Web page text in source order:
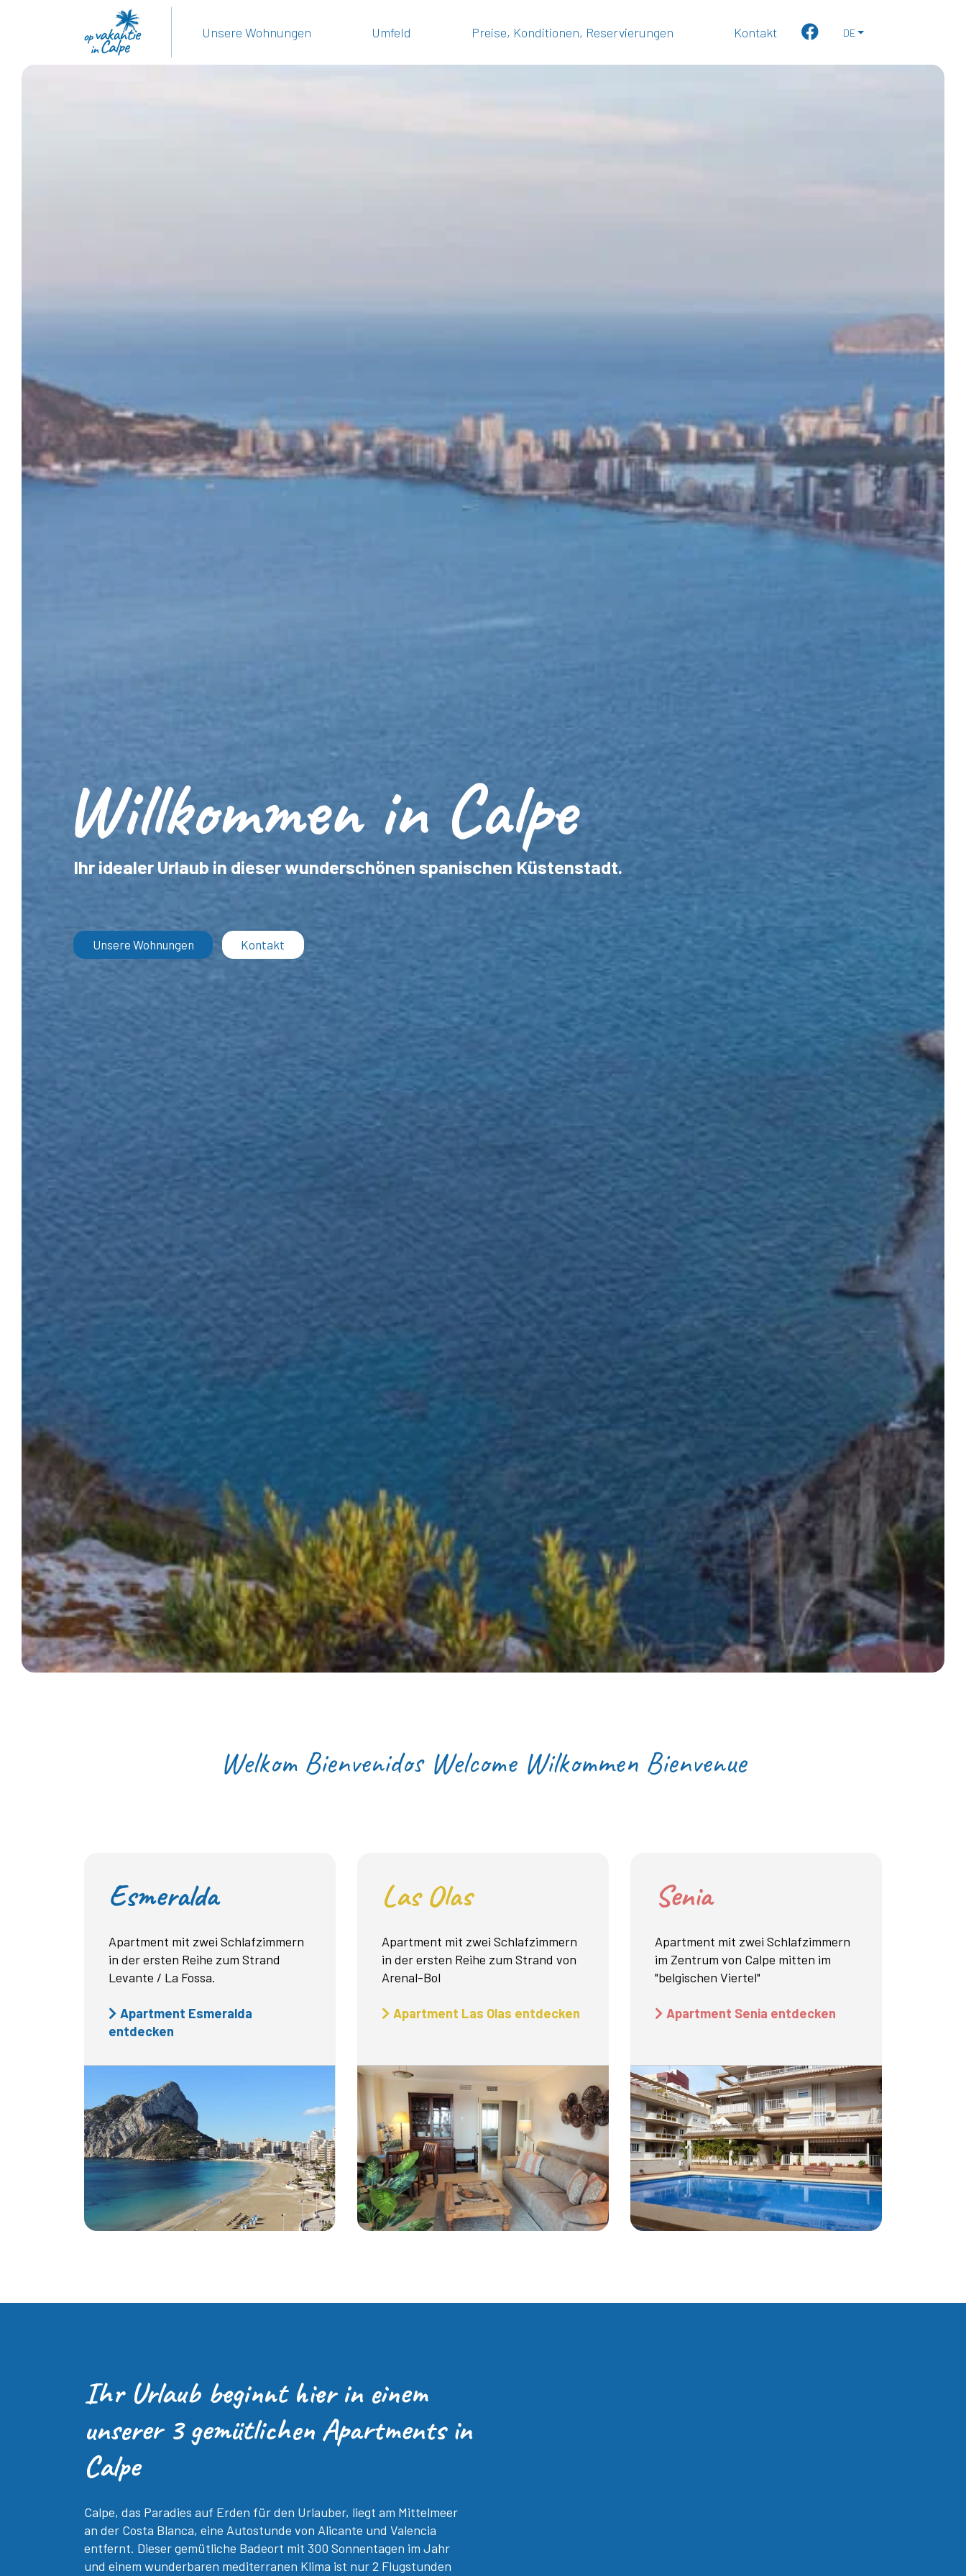
Unsere Wohnungen Umfeld Preise, Konditionen, Reservierungen Kontakt DE
Willkommen in Calpe
Ihr idealer Urlaub in dieser wunderschönen spanischen Küstenstadt.
Unsere Wohnungen Kontakt
Welkom Bienvenidos Welcome Wilkommen Bienvenue
Esmeralda
Apartment mit zwei Schlafzimmern
in der ersten Reihe zum Strand
Levante / La Fossa.
Apartment Esmeralda
entdecken
Las Olas
Apartment mit zwei Schlafzimmern
in der ersten Reihe zum Strand von
Arenal-Bol
Apartment Las Olas entdecken
Senia
Apartment mit zwei Schlafzimmern
im Zentrum von Calpe mitten im
"belgischen Viertel"
Apartment Senia entdecken
Ihr Urlaub beginnt hier in einem
unserer 3 gemütlichen Apartments in
Calpe
Calpe, das Paradies auf Erden für den Urlauber, liegt am Mittelmeer
an der Costa Blanca, eine Autostunde von Alicante und Valencia
entfernt. Dieser gemütliche Badeort mit 300 Sonnentagen im Jahr
und einem wunderbaren mediterranen Klima ist nur 2 Flugstunden